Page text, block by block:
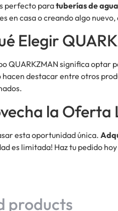
perfecto paratuberías de agua
en casa o creando algo
Elegir
QUARKZMAN significa optar
destacar entre otros
la
esta oportunidad única.
es limitada! Haz tu pedido
products